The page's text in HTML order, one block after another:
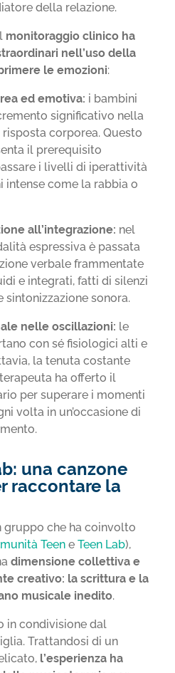
della relazione.
monitoraggio clinico ha
nell’uso della
le emozioni:
ed emotiva: i bambini
significativo nella
corporea. Questo
il prerequisito
i livelli di iperattività
intense come la rabbia o
all’integrazione: nel
espressiva è passata
verbale frammentate
e integrati, fatti di silenzi
sonora.
nelle oscillazioni: le
con sé fisiologici alti e
la tenuta costante
ha offerto il
per superare i momenti
volta in un’occasione di
una canzone
raccontare la
gruppo che ha coinvolto
Teene Teen Lab),
dimensione collettiva e
creativo: la scrittura e la
musicale inedito.
in condivisione dal
. Trattandosi di un
l’esperienza ha